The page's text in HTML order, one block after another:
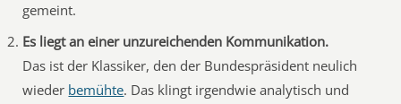
gemeint.
Es liegt an einer unzureichenden Kommunikation.
Das ist der Klassiker, den der Bundespräsident neulich
wieder bemühte. Das klingt irgendwie analytisch und